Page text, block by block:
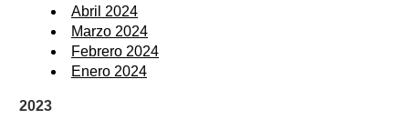
Abril 2024
Marzo 2024
Febrero 2024
Enero 2024
2023